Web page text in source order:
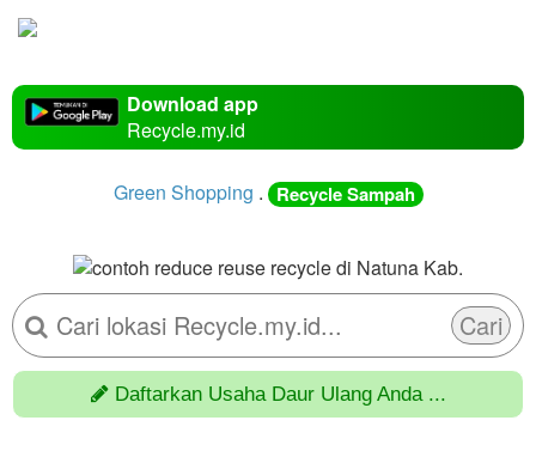
Download app
Recycle.my.id
Green Shopping . Recycle Sampah
Cari
Daftarkan Usaha Daur Ulang Anda ...